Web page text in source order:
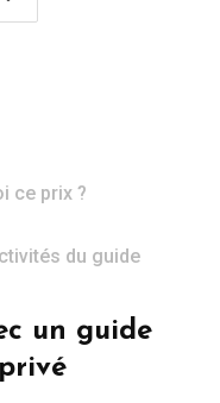
ce prix ?
du guide
un guide